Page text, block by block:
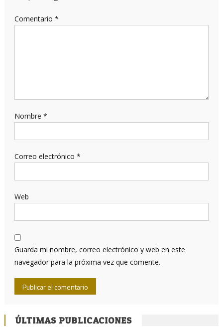
Comentario *
Nombre *
Correo electrónico *
Web
Guarda mi nombre, correo electrónico y web en este
navegador para la próxima vez que comente.
ÚLTIMAS PUBLICACIONES